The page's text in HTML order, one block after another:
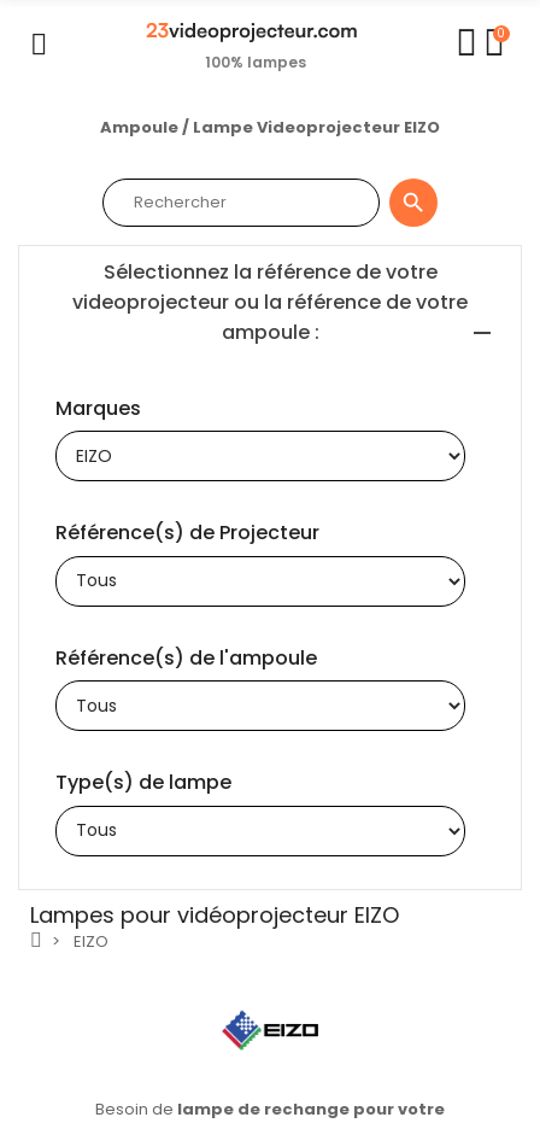
100% lampes
0
Ampoule / Lampe Videoprojecteur EIZO

Sélectionnez la référence de votre
videoprojecteur ou la référence de votre
ampoule :
Marques
Référence(s) de Projecteur
Référence(s) de l'ampoule
Type(s) de lampe
Lampes pour vidéoprojecteur EIZO
EIZO
Besoin de lampe de rechange pour votre